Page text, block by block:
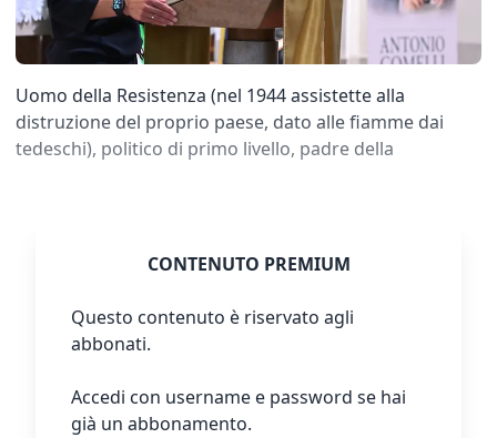
Uomo della Resistenza (nel 1944 assistette alla
distruzione del proprio paese, dato alle fiamme dai
tedeschi), politico di primo livello, padre della
CONTENUTO PREMIUM
Questo contenuto è riservato agli
abbonati.
Accedi con username e password se hai
già un abbonamento.